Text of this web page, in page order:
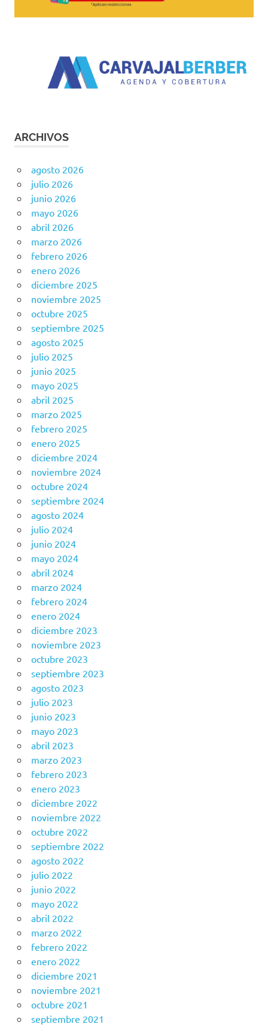
ARCHIVOS
agosto 2026
julio 2026
junio 2026
mayo 2026
abril 2026
marzo 2026
febrero 2026
enero 2026
diciembre 2025
noviembre 2025
octubre 2025
septiembre 2025
agosto 2025
julio 2025
junio 2025
mayo 2025
abril 2025
marzo 2025
febrero 2025
enero 2025
diciembre 2024
noviembre 2024
octubre 2024
septiembre 2024
agosto 2024
julio 2024
junio 2024
mayo 2024
abril 2024
marzo 2024
febrero 2024
enero 2024
diciembre 2023
noviembre 2023
octubre 2023
septiembre 2023
agosto 2023
julio 2023
junio 2023
mayo 2023
abril 2023
marzo 2023
febrero 2023
enero 2023
diciembre 2022
noviembre 2022
octubre 2022
septiembre 2022
agosto 2022
julio 2022
junio 2022
mayo 2022
abril 2022
marzo 2022
febrero 2022
enero 2022
diciembre 2021
noviembre 2021
octubre 2021
septiembre 2021